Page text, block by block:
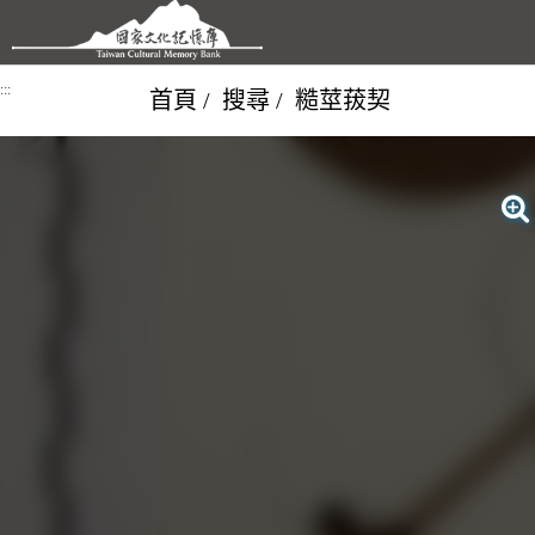
跳到主要內容區塊
::: 首頁 搜尋 糙莖菝契